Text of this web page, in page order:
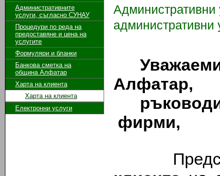
Административните
услуги, съгласно СУНАУ
Процедури по реда на
предоставяне и цена на
услугите
Формуляри и бланки
Банкова сметка на
община Алфатар
Харта на клиента
Харта на клиента
Електронни услуги
Административни
административни
Алфатар,
фирми,